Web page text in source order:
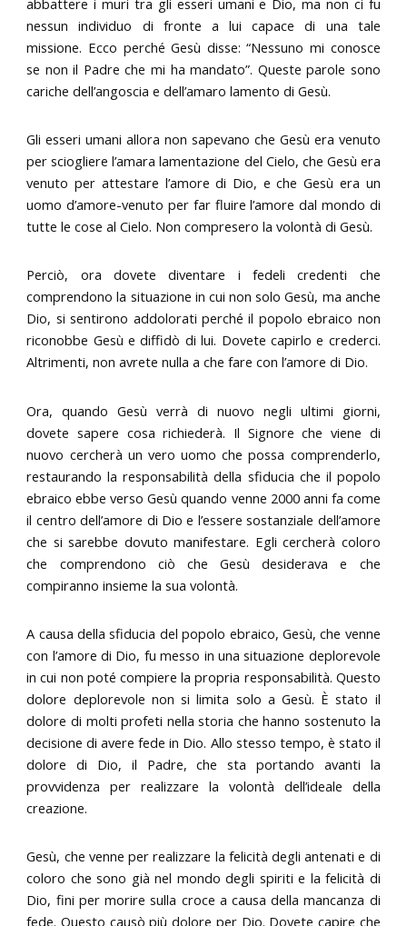
nessun individuo di fronte a lui capace di una tale
missione. Ecco perché Gesù disse: “Nessuno mi conosce
se non il Padre che mi ha mandato”. Queste parole sono
cariche dell’angoscia e dell’amaro lamento di Gesù.
Gli esseri umani allora non sapevano che Gesù era venuto
per sciogliere l’amara lamentazione del Cielo, che Gesù era
venuto per attestare l’amore di Dio, e che Gesù era un
uomo d’amore-venuto per far fluire l’amore dal mondo di
tutte le cose al Cielo. Non compresero la volontà di Gesù.
Perciò, ora dovete diventare i fedeli credenti che
comprendono la situazione in cui non solo Gesù, ma anche
Dio, si sentirono addolorati perché il popolo ebraico non
riconobbe Gesù e diffidò di lui. Dovete capirlo e crederci.
Altrimenti, non avrete nulla a che fare con l’amore di Dio.
Ora, quando Gesù verrà di nuovo negli ultimi giorni,
dovete sapere cosa richiederà. Il Signore che viene di
nuovo cercherà un vero uomo che possa comprenderlo,
restaurando la responsabilità della sfiducia che il popolo
ebraico ebbe verso Gesù quando venne 2000 anni fa come
il centro dell’amore di Dio e l’essere sostanziale dell’amore
che si sarebbe dovuto manifestare. Egli cercherà coloro
che comprendono ciò che Gesù desiderava e che
compiranno insieme la sua volontà.
A causa della sfiducia del popolo ebraico, Gesù, che venne
con l’amore di Dio, fu messo in una situazione deplorevole
in cui non poté compiere la propria responsabilità. Questo
dolore deplorevole non si limita solo a Gesù. È stato il
dolore di molti profeti nella storia che hanno sostenuto la
decisione di avere fede in Dio. Allo stesso tempo, è stato il
dolore di Dio, il Padre, che sta portando avanti la
provvidenza per realizzare la volontà dell’ideale della
creazione.
Gesù, che venne per realizzare la felicità degli antenati e di
coloro che sono già nel mondo degli spiriti e la felicità di
Dio, fini per morire sulla croce a causa della mancanza di
fede. Questo causò più dolore per Dio. Dovete capire che